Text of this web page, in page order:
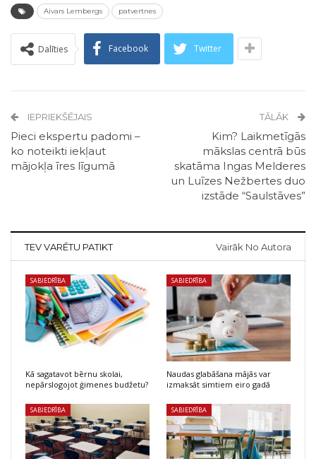
Aivars Lembergs patvertnes
Dalīties Facebook Twitter
IEPRIEKŠĒJAIS
Pieci ekspertu padomi –
ko noteikti iekļaut
mājokļa īres līgumā
TĀLĀK
Kim? Laikmetīgās
mākslas centrā būs
skatāma Ingas Melderes
un Luīzes Nežbertes duo
izstāde “Saulstāves”
TEV VARĒTU PATIKT Vairāk No Autora
SABIEDRĪBA
Kā sagatavot bērnu skolai,
nepārslogojot ģimenes budžetu?
SABIEDRĪBA
Naudas glabāšana mājās var
izmaksāt simtiem eiro gadā
SABIEDRĪBA SABIEDRĪBA